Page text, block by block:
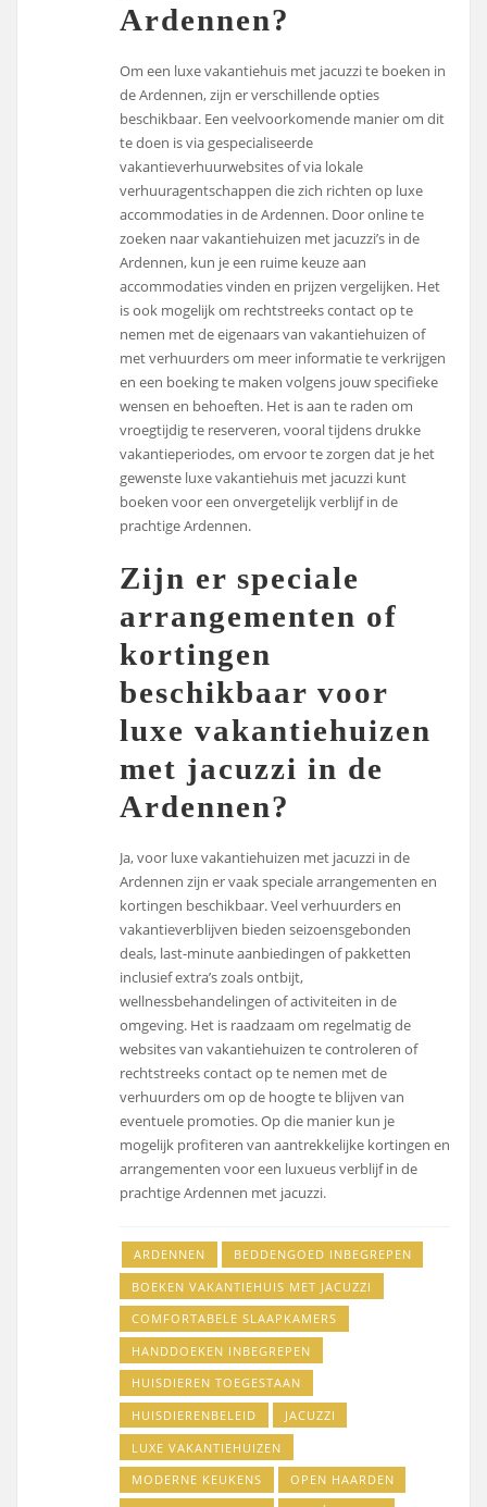
Ardennen?
Om een luxe vakantiehuis met jacuzzi te boeken in
de Ardennen, zijn er verschillende opties
beschikbaar. Een veelvoorkomende manier om dit
te doen is via gespecialiseerde
vakantieverhuurwebsites of via lokale
verhuuragentschappen die zich richten op luxe
accommodaties in de Ardennen. Door online te
zoeken naar vakantiehuizen met jacuzzi’s in de
Ardennen, kun je een ruime keuze aan
accommodaties vinden en prijzen vergelijken. Het
is ook mogelijk om rechtstreeks contact op te
nemen met de eigenaars van vakantiehuizen of
met verhuurders om meer informatie te verkrijgen
en een boeking te maken volgens jouw specifieke
wensen en behoeften. Het is aan te raden om
vroegtijdig te reserveren, vooral tijdens drukke
vakantieperiodes, om ervoor te zorgen dat je het
gewenste luxe vakantiehuis met jacuzzi kunt
boeken voor een onvergetelijk verblijf in de
prachtige Ardennen.
Zijn er speciale
arrangementen of
kortingen
beschikbaar voor
luxe vakantiehuizen
met jacuzzi in de
Ardennen?
Ja, voor luxe vakantiehuizen met jacuzzi in de
Ardennen zijn er vaak speciale arrangementen en
kortingen beschikbaar. Veel verhuurders en
vakantieverblijven bieden seizoensgebonden
deals, last-minute aanbiedingen of pakketten
inclusief extra’s zoals ontbijt,
wellnessbehandelingen of activiteiten in de
omgeving. Het is raadzaam om regelmatig de
websites van vakantiehuizen te controleren of
rechtstreeks contact op te nemen met de
verhuurders om op de hoogte te blijven van
eventuele promoties. Op die manier kun je
mogelijk profiteren van aantrekkelijke kortingen en
arrangementen voor een luxueus verblijf in de
prachtige Ardennen met jacuzzi.
ARDENNEN
BEDDENGOED INBEGREPEN
BOEKEN VAKANTIEHUIS MET JACUZZI
COMFORTABELE SLAAPKAMERS
HANDDOEKEN INBEGREPEN
HUISDIEREN TOEGESTAAN
HUISDIERENBELEID
JACUZZI
LUXE VAKANTIEHUIZEN
MODERNE KEUKENS
OPEN HAARDEN